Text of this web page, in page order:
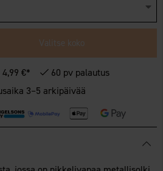
Valitse koko
€*
60 pv palautus
3–5 arkipäivää